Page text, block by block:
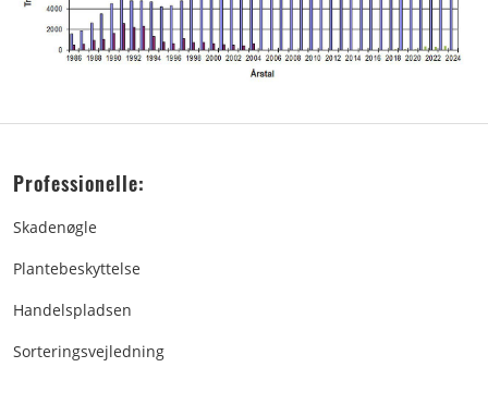
Professionelle:
Skadenøgle
Plantebeskyttelse
Handelspladsen
Sorteringsvejledning